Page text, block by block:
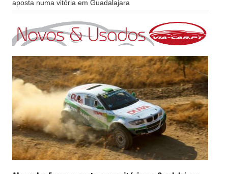
aposta numa vitória em Guadalajara